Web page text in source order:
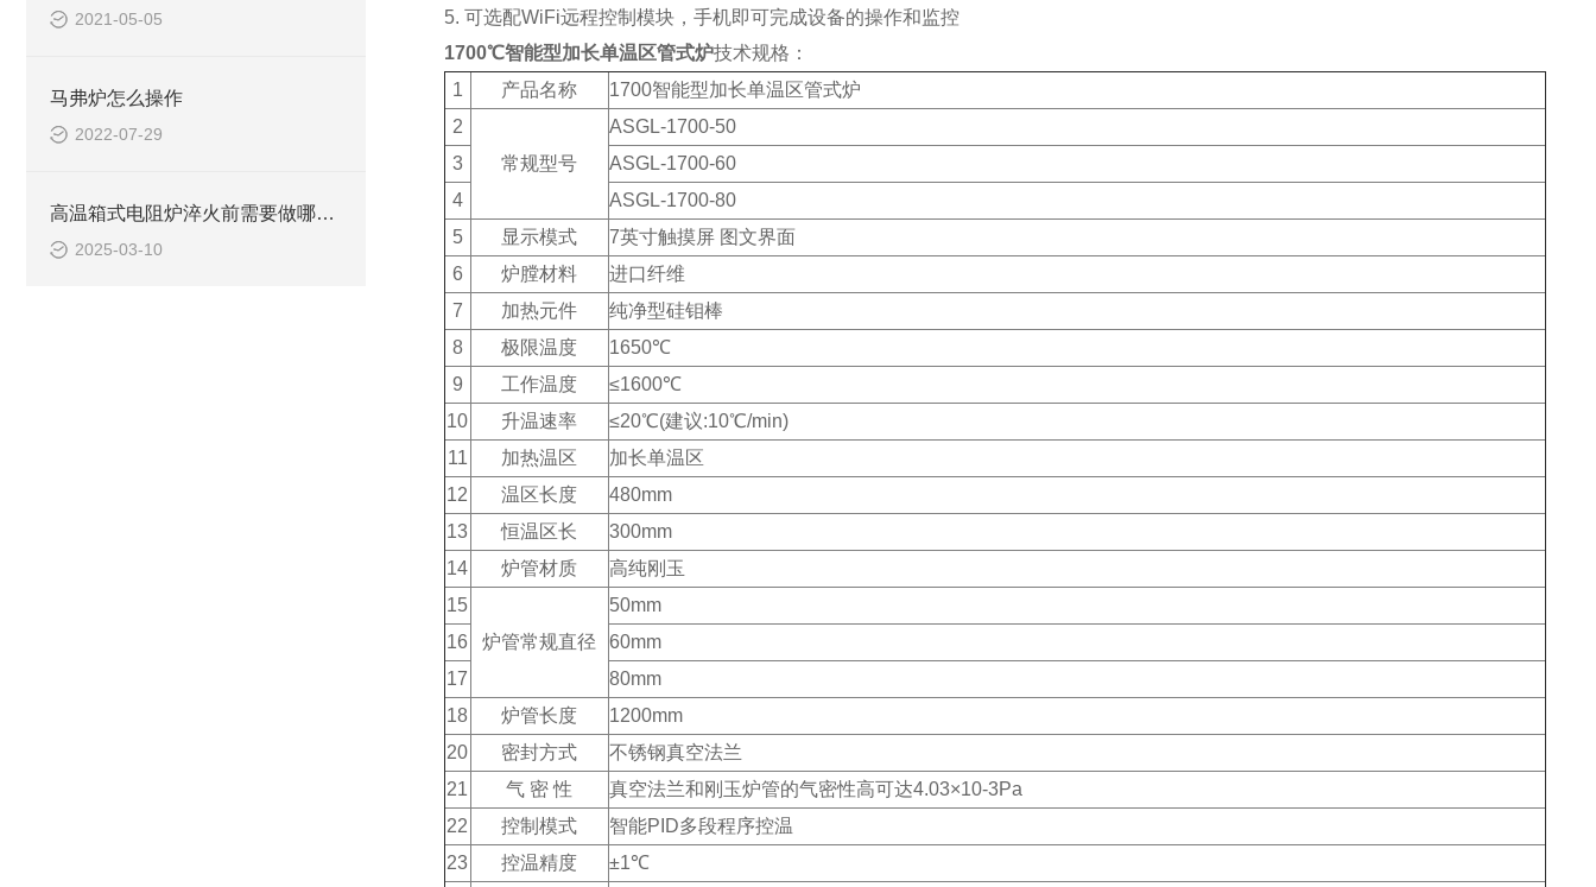
2021-05-05
马弗炉怎么操作
2022-07-29
高温箱式电阻炉淬火前需要做哪些准备工作
2025-03-10
5. 可选配WiFi远程控制模块，手机即可完成设备的操作和监控
1700℃智能型加长单温区管式炉技术规格：
1
产品名称
1700智能型加长单温区管式炉
2
常规型号
ASGL-1700-50
3
ASGL-1700-60
4
ASGL-1700-80
5
显示模式
7英寸触摸屏 图文界面
6
炉膛材料
进口纤维
7
加热元件
纯净型硅钼棒
8
极限温度
1650℃
9
工作温度
≤1600℃
10
升温速率
≤20℃(建议:10℃/min)
11
加热温区
加长单温区
12
温区长度
480mm
13
恒温区长
300mm
14
炉管材质
高纯刚玉
15
炉管常规直径
50mm
16
60mm
17
80mm
18
炉管长度
1200mm
20
密封方式
不锈钢真空法兰
21
气 密 性
真空法兰和刚玉炉管的气密性高可达4.03×10-3Pa
22
控制模式
智能PID多段程序控温
23
控温精度
±1℃